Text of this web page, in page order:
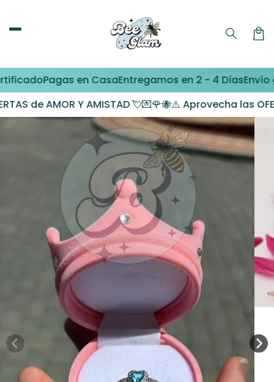
contenido
Pagas en CasaEntregamos en 2 - 4 Días Envío
Y AMISTAD 💘💌🌹🐝⚠️ Aprovecha las OFERTAS de